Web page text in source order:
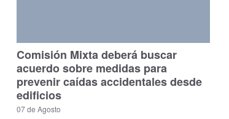
Comisión Mixta deberá buscar
acuerdo sobre medidas para
prevenir caídas accidentales desde
edificios
07 de Agosto